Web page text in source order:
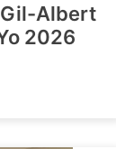
Gil-Albert
2026